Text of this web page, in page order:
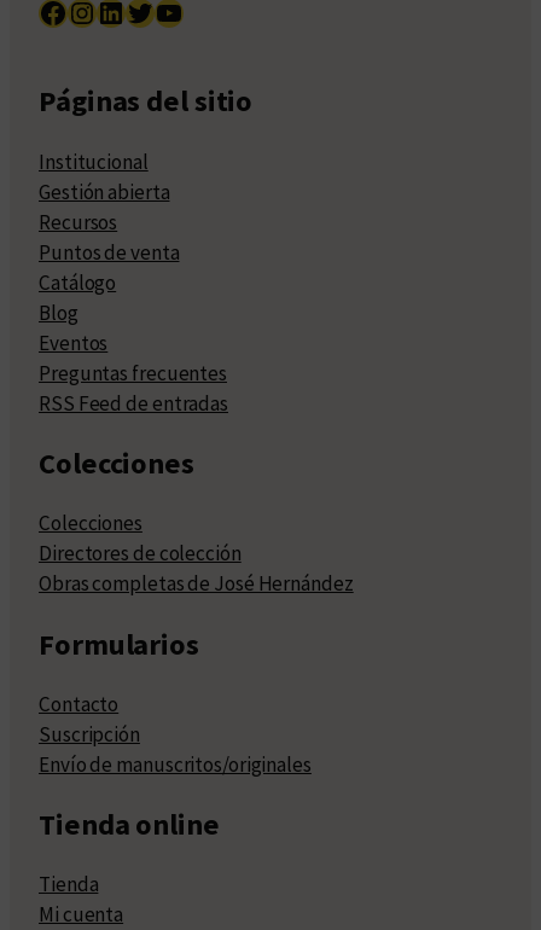
Facebook InstagramLinkedIn Twitter YouTube
Páginas del sitio
Institucional
Gestión abierta
Recursos
Puntos de venta
Catálogo
Blog
Eventos
Preguntas frecuentes
RSS Feed de entradas
Colecciones
Colecciones
Directores de colección
Obras completas de José Hernández
Formularios
Contacto
Suscripción
Envío de manuscritos/originales
Tienda online
Tienda
Mi cuenta